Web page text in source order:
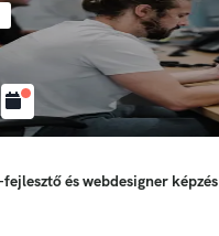
és webdesigner képzés